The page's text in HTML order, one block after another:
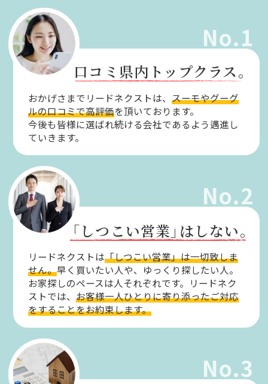
No.1
口コミ県内トップクラス。
おかげさまでリードネクストは、スーモやグーグ
ルの口コミで高評価を頂いております。
今後も皆様に選ばれ続ける会社であるよう邁進し
ていきます。
No.2
「しつこい営業」はしない。
リードネクストは「しつこい営業」は一切致しま
せん。早く買いたい人や、ゆっくり探したい人。
お家探しのペースは人それぞれです。リードネク
ストでは、お客様一人ひとりに寄り添ったご対応
をすることをお約束します。
No.3